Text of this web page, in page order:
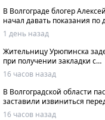
В Волгограде блогер
начал давать показания по
вымогательстве
1 день назад
Жительницу Урюпинска
при получении закладки с
мефедроном в Волгограде
16 часов назад
В Волгоградской области
заставили извиниться
жителями хутора
16 часов назад